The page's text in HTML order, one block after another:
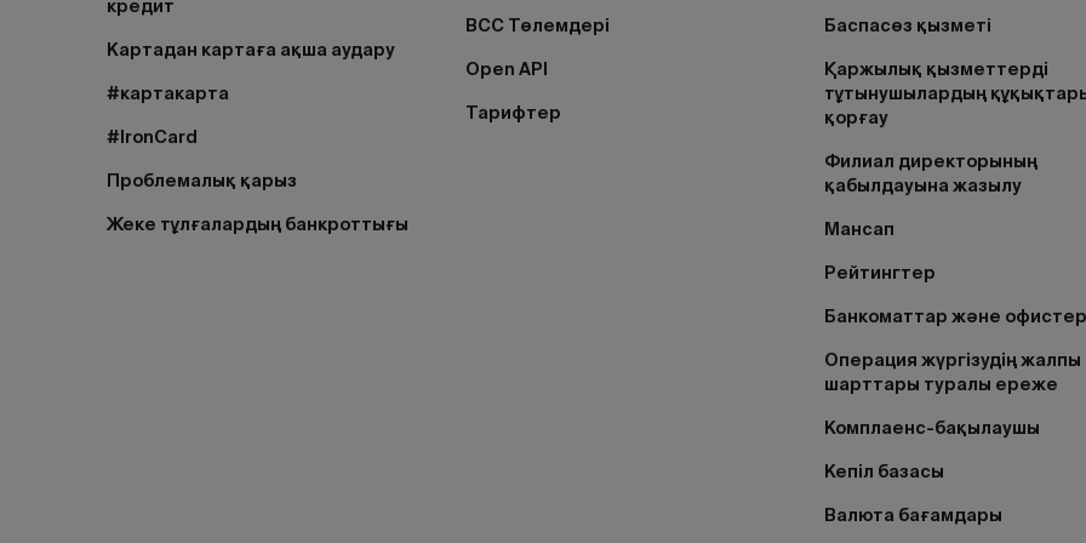
кредит
Картадан картаға ақша аудару
#картакарта
#IronCard
Проблемалық қарыз
Жеке тұлғалардың банкроттығы
BCC Төлемдері
Open API
Тарифтер
Баспасөз қызметі
Қаржылық қызметтерді
тұтынушылардың
қорғау
Филиал директорының
қабылдауына жазылу
Мансап
Рейтингтер
Банкоматтар және офистер
Операция жүргізудің жалпы
шарттары туралы ереже
Комплаенс-бақылаушы
Кепіл базасы
Валюта бағамдары